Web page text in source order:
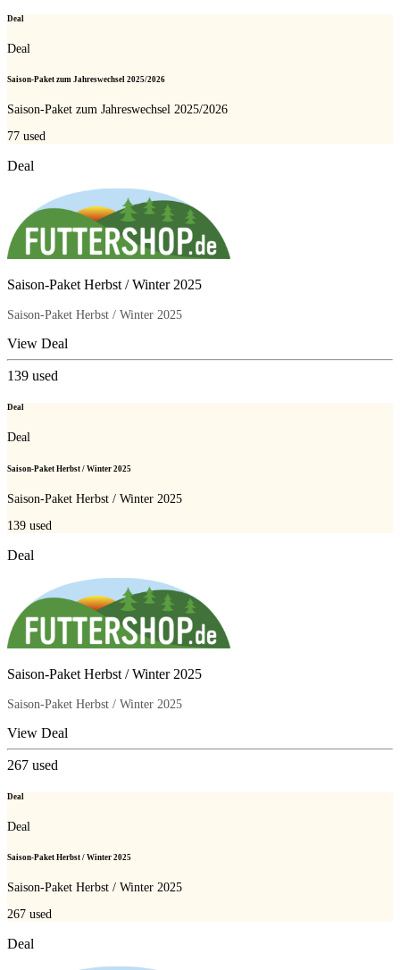
Deal
Deal
Saison-Paket zum Jahreswechsel 2025/2026
Saison-Paket zum Jahreswechsel 2025/2026
77 used
Deal
Saison-Paket Herbst / Winter 2025
Saison-Paket Herbst / Winter 2025
View Deal
139 used
Deal
Deal
Saison-Paket Herbst / Winter 2025
Saison-Paket Herbst / Winter 2025
139 used
Deal
Saison-Paket Herbst / Winter 2025
Saison-Paket Herbst / Winter 2025
View Deal
267 used
Deal
Deal
Saison-Paket Herbst / Winter 2025
Saison-Paket Herbst / Winter 2025
267 used
Deal